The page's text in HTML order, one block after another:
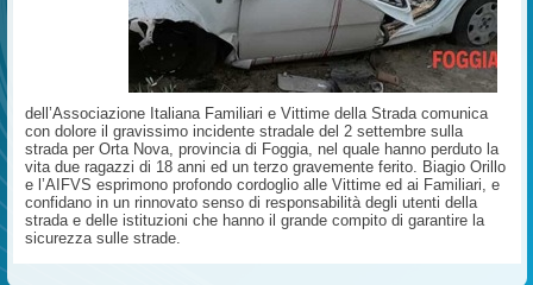
dell’Associazione Italiana Familiari e Vittime della Strada comunica
con dolore il gravissimo incidente stradale del 2 settembre sulla
strada per Orta Nova, provincia di Foggia, nel quale hanno perduto la
vita due ragazzi di 18 anni ed un terzo gravemente ferito. Biagio Orillo
e l’AIFVS esprimono profondo cordoglio alle Vittime ed ai Familiari, e
confidano in un rinnovato senso di responsabilità degli utenti della
strada e delle istituzioni che hanno il grande compito di garantire la
sicurezza sulle strade.